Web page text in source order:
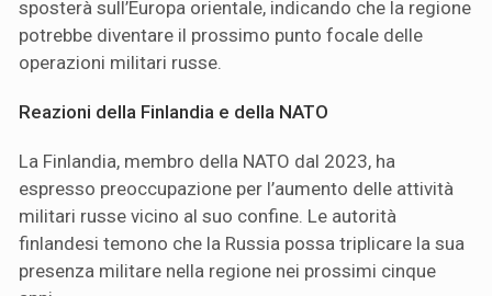
sposterà sull’Europa orientale, indicando che la regione
potrebbe diventare il prossimo punto focale delle
operazioni militari russe.
Reazioni della Finlandia e della NATO
La Finlandia, membro della NATO dal 2023, ha
espresso preoccupazione per l’aumento delle attività
militari russe vicino al suo confine. Le autorità
finlandesi temono che la Russia possa triplicare la sua
presenza militare nella regione nei prossimi cinque